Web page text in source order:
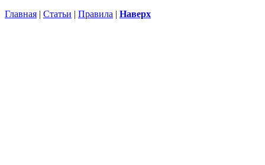
Главная | Статьи | Правила | Наверх